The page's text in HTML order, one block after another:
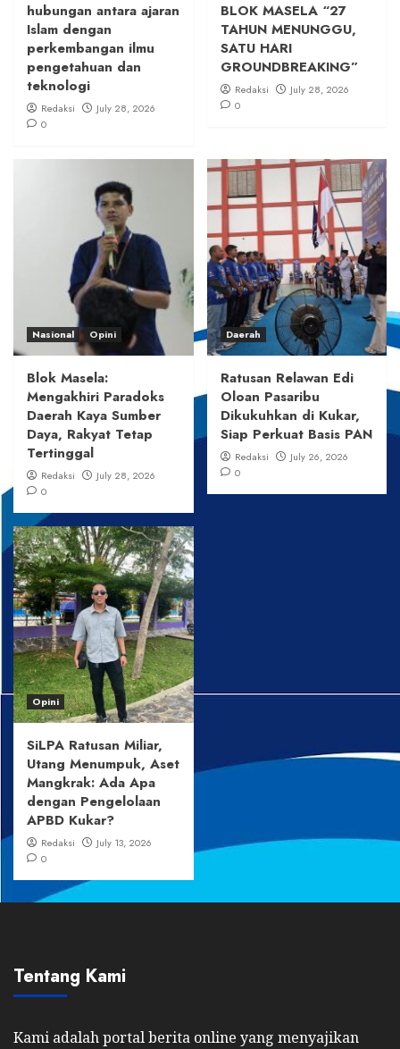
hubungan antara ajaran
Islam dengan
perkembangan ilmu
pengetahuan dan
teknologi
Redaksi
July 28, 2026
0
BLOK MASELA “27
TAHUN MENUNGGU,
SATU HARI
GROUNDBREAKING”
Redaksi
July 28, 2026
0
Nasional Opini
Blok Masela:
Mengakhiri Paradoks
Daerah Kaya Sumber
Daya, Rakyat Tetap
Tertinggal
Redaksi
July 28, 2026
0
Daerah
Ratusan Relawan Edi
Oloan Pasaribu
Dikukuhkan di Kukar,
Siap Perkuat Basis PAN
Redaksi
July 26, 2026
0
Opini
SiLPA Ratusan Miliar,
Utang Menumpuk, Aset
Mangkrak: Ada Apa
dengan Pengelolaan
APBD Kukar?
Redaksi
July 13, 2026
0
Tentang Kami
Kami adalah portal berita online yang menyajikan